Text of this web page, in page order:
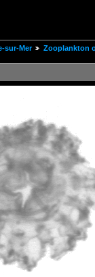
sur-Mer
Zooplankton